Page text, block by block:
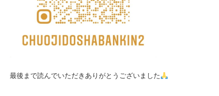
最後まで読んでいただきありがとうございました